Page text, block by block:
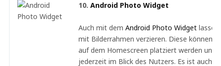
10. Android Photo Widget
Auch mit dem Android Photo Widgetlassen
mit Bilderrahmen verzieren. Diese können
auf dem Homescreen platziert werden und
jederzeit im Blick des Nutzers. Es ist auch